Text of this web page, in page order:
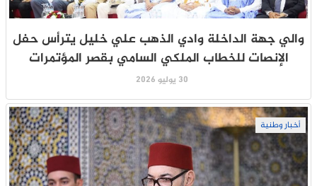
والي جهة الداخلة وادي الذهب علي خليل يترأس حفل
الإنصات للخطاب الملكي السامي بقصر المؤتمرات
30 يوليو 2026
أخبار وطنية